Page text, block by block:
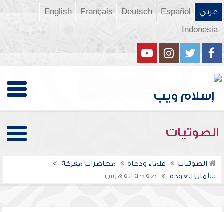
عربي Español
Deutsch
Français
English
Indonesia
الصوتيات
الصوتيات علماء ودعاة
محاضرات مفرغة
سلمان العودة
صفحة الفهرس